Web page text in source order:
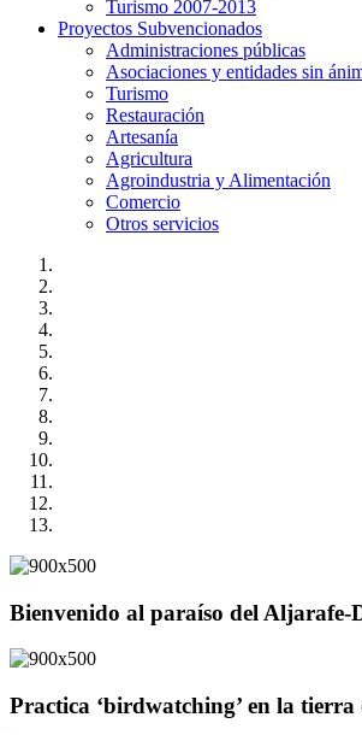
Turismo 2007-2013
Proyectos Subvencionados
Administraciones públicas
Asociaciones y entidades sin
Turismo
Restauración
Artesanía
Agricultura
Agroindustria y Alimentación
Comercio
Otros servicios
Bienvenido al paraíso del Aljarafe-
Practica ‘birdwatching’ en la tierra